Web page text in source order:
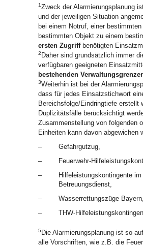
1Zweck der Alarmierungsplanung
und der jeweiligen Situation
bei einem Notruf, einer
bestimmten Objekt zu einem
ersten Zugriffbenötigten
2 Daher sind grundsätzlich immer
verfügbaren geeigneten
bestehenden
3Weiterhin ist bei der
dass für jedes Einsatzstichwort
Bereichsfolge/Eindringtiefe erstellt
Duplizitätsfälle berücksichtigt
Zusammenstellung von folgenden
Einheiten kann davon abgewichen
–
Gefahrgutzug,
–
Feuerwehr-
–
Hilfeleistungskontingente
Betreuungsdienst,
–
Wasserrettungszüge Bayern,
–
THW-
5 Die Alarmierungsplanung ist so
alle Vorschriften, wie z.B. die